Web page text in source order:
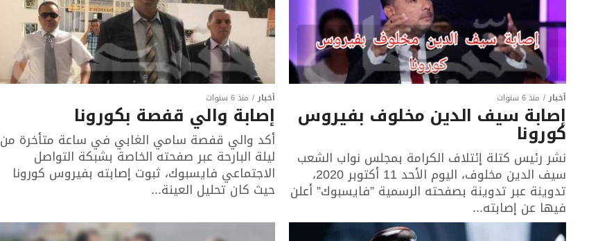
أخبار منذ 6 سنوات
إصابة سيف الدين مخلوف بفيروس
كورونا
نشر رئيس كتلة إئتلاف الكرامة بمجلس نواب الشعب
سيف الدين مخلوف، اليوم الأحد 11 أكتوبر 2020،
تدوينة عبر تدوينة بصفحته الرسمية ”فايسبوك” أعلن
فيها عن إصابته...
أخبار منذ 6 سنوات
إصابة والي قفصة بكورونا
أكد والي قفصة سامي الغابي في ساعة متأخرة من
ليلة البارحة عبر صفحته الخاصة بشبكة التواصل
الاجتماعي فايسبوك، ثبوت إصابته بفيروس كورونا
حيث كان تحليل العينة...